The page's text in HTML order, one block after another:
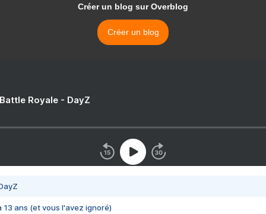
Créer un blog sur Overblog
Créer un blog
Royale - DayZ
13 ans (et vous l'avez ignoré)